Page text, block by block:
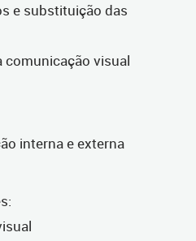
e substituição das
comunicação visual
interna e externa